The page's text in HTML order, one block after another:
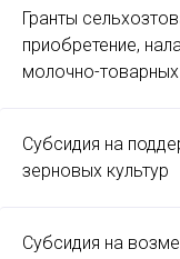
Гранты
приобретение,
молочно-
Субсидия на
зерновых культур
Субсидия на